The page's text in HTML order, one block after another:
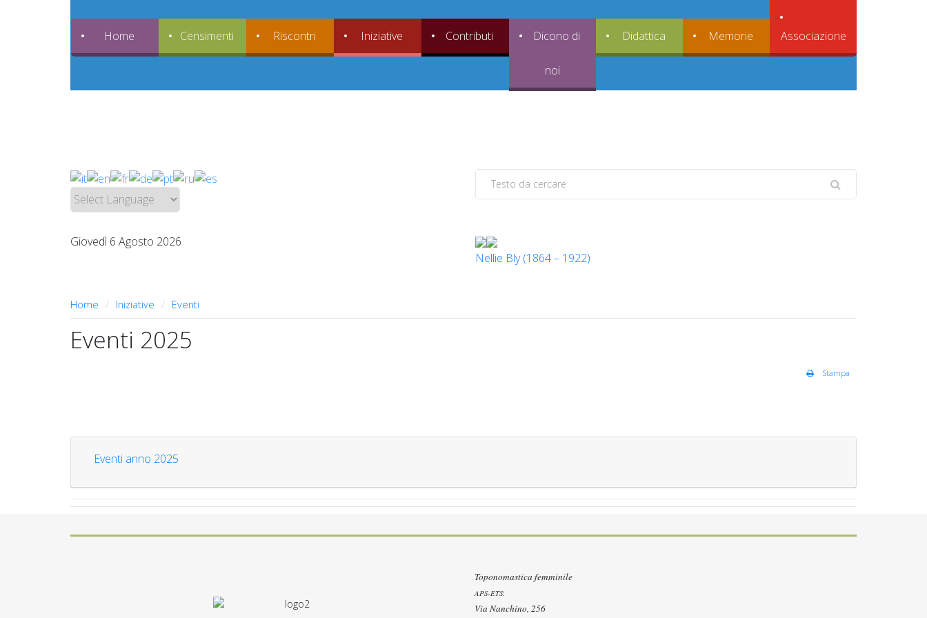
Home Censimenti Riscontri Iniziative Contributi Dicono di
noi
Didattica Memorie Associazione
Giovedì 6 Agosto 2026
Nellie Bly (1864 – 1922)
Home Iniziative Eventi
Eventi 2025
Stampa
Eventi anno 2025
Toponomastica femminile
APS-ETS:
Via Nanchino, 256